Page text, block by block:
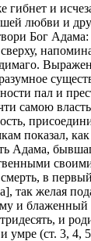
и
любви и
Бог
пал и
самою
показал,
в
желая
и
и
умре (ст. 3, 4,